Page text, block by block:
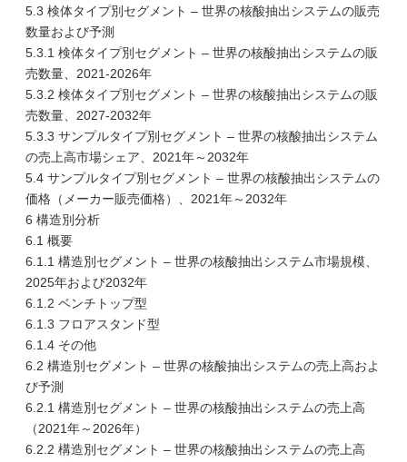
5.3 検体タイプ別セグメント – 世界の核酸抽出システムの販売
数量および予測
5.3.1 検体タイプ別セグメント – 世界の核酸抽出システムの販
売数量、2021-2026年
5.3.2 検体タイプ別セグメント – 世界の核酸抽出システムの販
売数量、2027-2032年
5.3.3 サンプルタイプ別セグメント – 世界の核酸抽出システム
の売上高市場シェア、2021年～2032年
5.4 サンプルタイプ別セグメント – 世界の核酸抽出システムの
価格（メーカー販売価格）、2021年～2032年
6 構造別分析
6.1 概要
6.1.1 構造別セグメント – 世界の核酸抽出システム市場規模、
2025年および2032年
6.1.2 ベンチトップ型
6.1.3 フロアスタンド型
6.1.4 その他
6.2 構造別セグメント – 世界の核酸抽出システムの売上高およ
び予測
6.2.1 構造別セグメント – 世界の核酸抽出システムの売上高
（2021年～2026年）
6.2.2 構造別セグメント – 世界の核酸抽出システムの売上高